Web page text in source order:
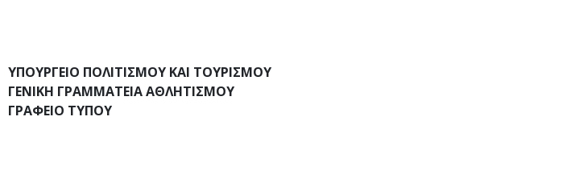
ΥΠΟΥΡΓΕΙΟ ΠΟΛΙΤΙΣΜΟΥ ΚΑΙ ΤΟΥΡΙΣΜΟΥ
ΓΕΝΙΚΗ ΓΡΑΜΜΑΤΕΙΑ ΑΘΛΗΤΙΣΜΟΥ
ΓΡΑΦΕΙΟ ΤΥΠΟΥ